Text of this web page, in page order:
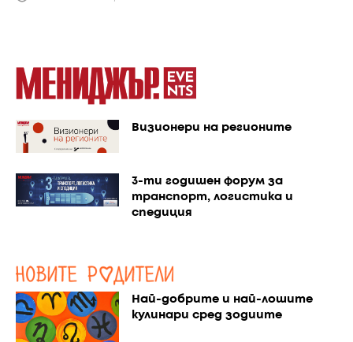
Визионери на регионите
3-ти годишен форум за
транспорт, логистика и
спедиция
Най-добрите и най-лошите
кулинари сред зодиите